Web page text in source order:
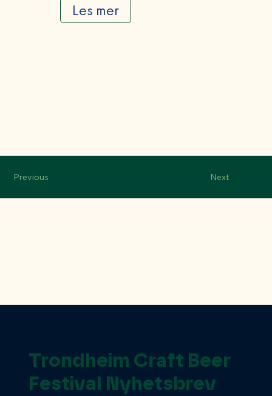
Les mer
Next
Previous
Trondheim Craft Beer
Festival Nyhetsbrev